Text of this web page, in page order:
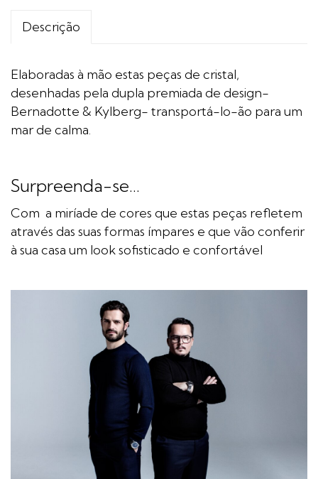
Descrição
Elaboradas à mão estas peças de cristal,
desenhadas pela dupla premiada de design-
Bernadotte & Kylberg- transportá-lo-ão para um
mar de calma.
Surpreenda-se...
Com a miríade de cores que estas peças refletem
através das suas formas ímpares e que vão conferir
à sua casa um look sofisticado e confortável